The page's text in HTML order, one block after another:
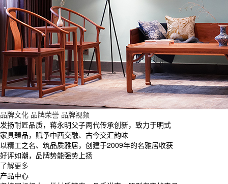
品牌文化 品牌荣誉 品牌视频
发扬耐匠品质，蒋永明父子两代传承创新，致力于明式
家具臻品，赋予中西交融、古今交汇韵味
以精工之名、筑品质雅居，创建于2009年的名雅居收获
好评如潮，品牌势能强势上扬
了解更多
产品中心